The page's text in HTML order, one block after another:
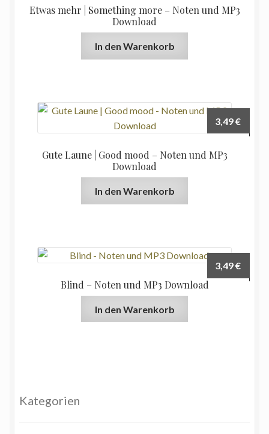
Etwas mehr | Something more – Noten und MP3
Download
In den Warenkorb
Gute Laune | Good mood – Noten und MP3
Download
3,49€
In den Warenkorb
Blind – Noten und MP3 Download
3,49€
In den Warenkorb
Kategorien